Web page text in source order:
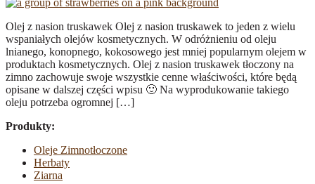
Olej z nasion truskawek Olej z nasion truskawek to jeden z wielu
wspaniałych olejów kosmetycznych. W odróżnieniu od oleju
lnianego, konopnego, kokosowego jest mniej popularnym olejem w
produktach kosmetycznych. Olej z nasion truskawek tłoczony na
zimno zachowuje swoje wszystkie cenne właściwości, które będą
opisane w dalszej części wpisu 🙂 Na wyprodukowanie takiego
oleju potrzeba ogromnej […]
Produkty:
Oleje Zimnotłoczone
Herbaty
Ziarna